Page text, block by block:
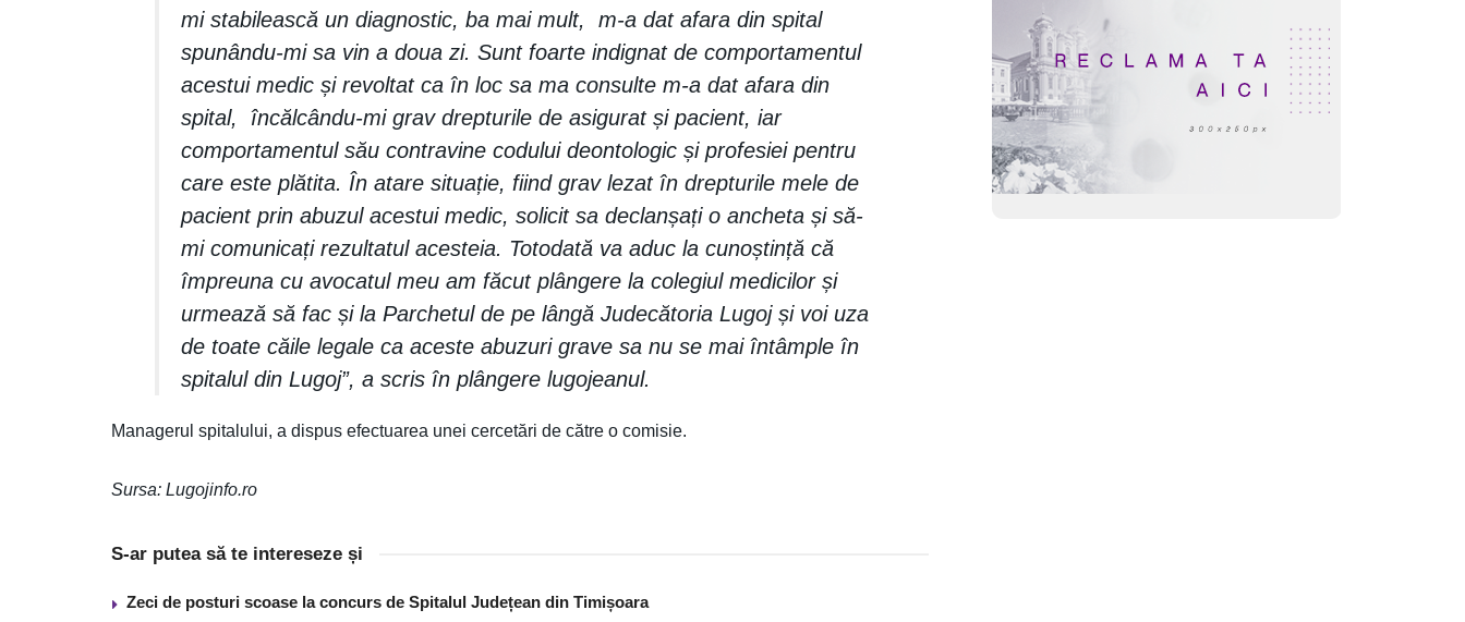
mi stabilească un diagnostic, ba mai mult, m-a dat afara din spital
spunându-mi sa vin a doua zi. Sunt foarte indignat de comportamentul
acestui medic și revoltat ca în loc sa ma consulte m-a dat afara din
spital, încălcându-mi grav drepturile de asigurat și pacient, iar
comportamentul său contravine codului deontologic și profesiei pentru
care este plătita. În atare situație, fiind grav lezat în drepturile mele de
pacient prin abuzul acestui medic, solicit sa declanșați o ancheta și să-
mi comunicați rezultatul acesteia. Totodată va aduc la cunoștință că
împreuna cu avocatul meu am făcut plângere la colegiul medicilor și
urmează să fac și la Parchetul de pe lângă Judecătoria Lugoj și voi uza
de toate căile legale ca aceste abuzuri grave sa nu se mai întâmple în
spitalul din Lugoj”, a scris în plângere lugojeanul.
Managerul spitalului, a dispus efectuarea unei cercetări de către o comisie.
Sursa: Lugojinfo.ro
S-ar putea să te intereseze și
Zeci de posturi scoase la concurs de Spitalul Județean din Timișoara